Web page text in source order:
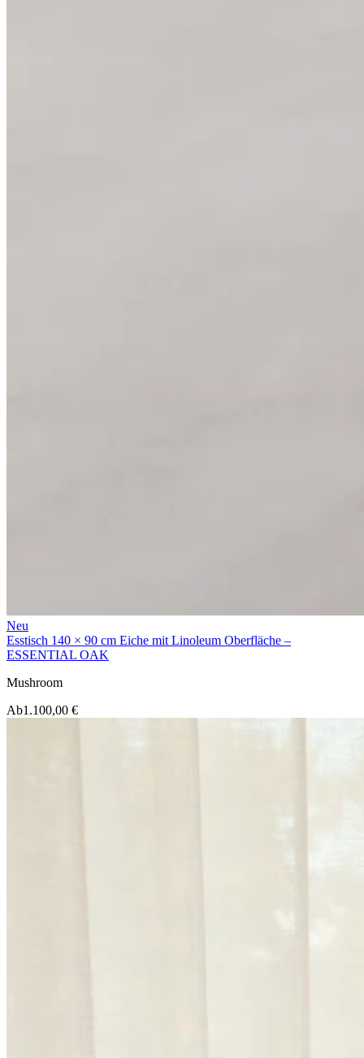
Neu
Esstisch 140 × 90 cm Eiche mit Linoleum Oberfläche –
ESSENTIAL OAK
Mushroom
Ab1.100,00 €